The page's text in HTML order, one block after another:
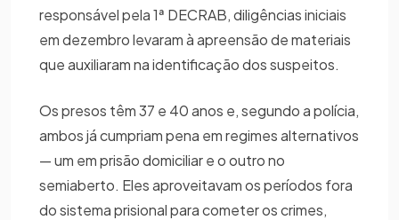
responsável pela 1ª DECRAB, diligências iniciais
em dezembro levaram à apreensão de materiais
que auxiliaram na identificação dos suspeitos.
Os presos têm 37 e 40 anos e, segundo a polícia,
ambos já cumpriam pena em regimes alternativos
— um em prisão domiciliar e o outro no
semiaberto. Eles aproveitavam os períodos fora
do sistema prisional para cometer os crimes,